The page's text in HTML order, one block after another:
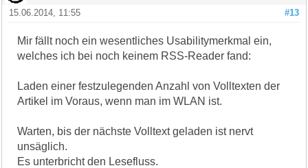
#13
15.06.2014, 11:55
Mir fällt noch ein wesentliches Usabilitymerkmal ein,
welches ich bei noch keinem RSS-Reader fand:
Laden einer festzulegenden Anzahl von Volltexten der
Artikel im Voraus, wenn man im WLAN ist.
Warten, bis der nächste Volltext geladen ist nervt
unsäglich.
Es unterbricht den Lesefluss.